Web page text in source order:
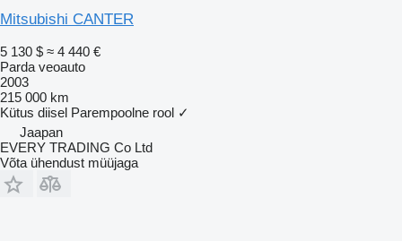
Mitsubishi CANTER
5 130 $ ≈ 4 440 €
Parda veoauto
2003
215 000 km
Kütus diisel Parempoolne rool ✓
Jaapan
EVERY TRADING Co Ltd
Võta ühendust müüjaga